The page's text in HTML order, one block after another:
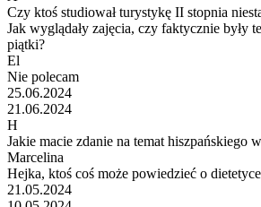
Czy ktoś studiował turystykę II stopnia
Jak wyglądały zajęcia, czy faktycznie były
piątki?
El
Nie polecam
25.06.2024
21.06.2024
H
Jakie macie zdanie na temat hiszpańskiego
Marcelina
Hejka, ktoś coś może powiedzieć o
21.05.2024